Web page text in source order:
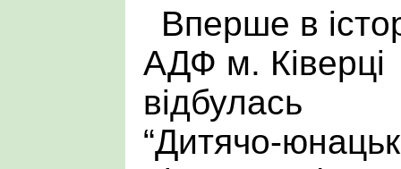
Вперше в
АДФ м. Ківерці
відбулась
“Дитячо-